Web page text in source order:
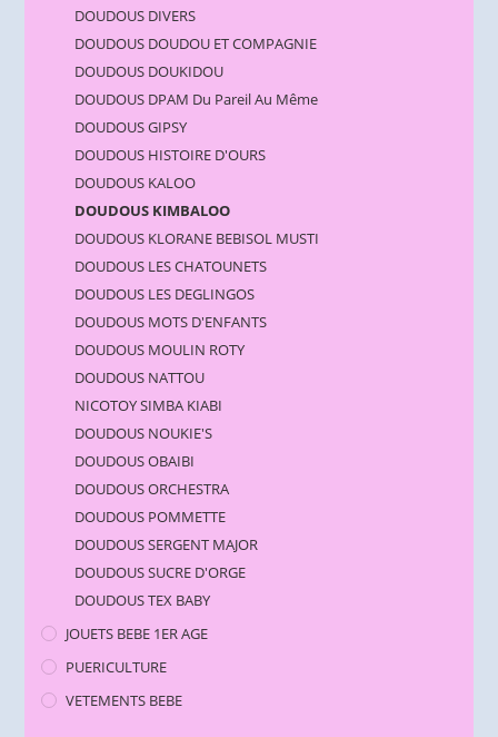
DOUDOUS DIVERS
DOUDOUS DOUDOU ET COMPAGNIE
DOUDOUS DOUKIDOU
DOUDOUS DPAM Du Pareil Au Même
DOUDOUS GIPSY
DOUDOUS HISTOIRE D'OURS
DOUDOUS KALOO
DOUDOUS KIMBALOO
DOUDOUS KLORANE BEBISOL MUSTI
DOUDOUS LES CHATOUNETS
DOUDOUS LES DEGLINGOS
DOUDOUS MOTS D'ENFANTS
DOUDOUS MOULIN ROTY
DOUDOUS NATTOU
NICOTOY SIMBA KIABI
DOUDOUS NOUKIE'S
DOUDOUS OBAIBI
DOUDOUS ORCHESTRA
DOUDOUS POMMETTE
DOUDOUS SERGENT MAJOR
DOUDOUS SUCRE D'ORGE
DOUDOUS TEX BABY
JOUETS BEBE 1ER AGE
PUERICULTURE
VETEMENTS BEBE